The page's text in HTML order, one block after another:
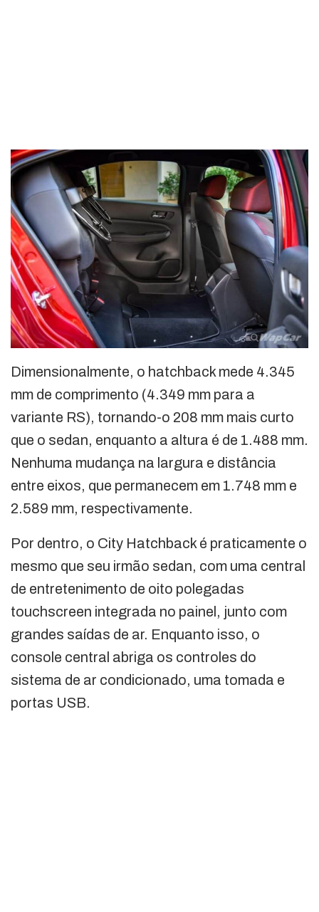
Dimensionalmente, o hatchback mede 4.345
mm de comprimento (4.349 mm para a
variante RS), tornando-o 208 mm mais curto
que o sedan, enquanto a altura é de 1.488 mm.
Nenhuma mudança na largura e distância
entre eixos, que permanecem em 1.748 mm e
2.589 mm, respectivamente.
Por dentro, o City Hatchback é praticamente o
mesmo que seu irmão sedan, com uma central
de entretenimento de oito polegadas
touchscreen integrada no painel, junto com
grandes saídas de ar. Enquanto isso, o
console central abriga os controles do
sistema de ar condicionado, uma tomada e
portas USB.